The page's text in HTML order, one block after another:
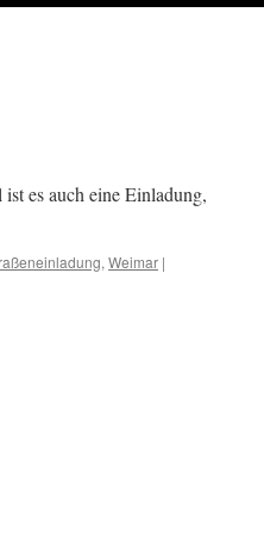
es auch eine Einladung,
, Weimar |